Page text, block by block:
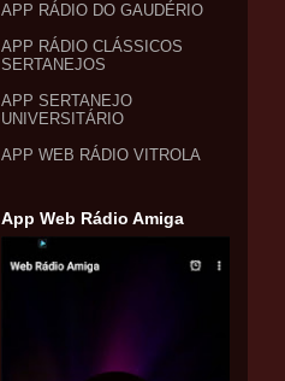
APP RÁDIO DO GAUDÉRIO
APP RÁDIO CLÁSSICOS
SERTANEJOS
APP SERTANEJO
UNIVERSITÁRIO
APP WEB RÁDIO VITROLA
App Web Rádio Amiga